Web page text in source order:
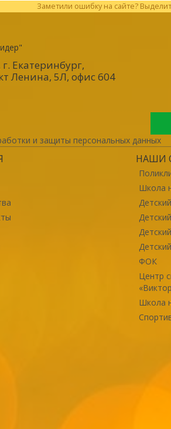
Заметили ошибку на сайте?
Екатеринбург,
Ленина, 5Л, офис 604
и защиты персональных данных
НАШИ
Школа
ФОК
Центр
Школа